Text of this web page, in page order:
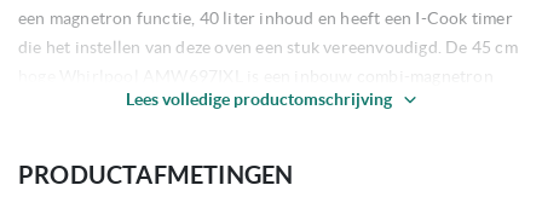
een magnetron functie, 40 liter inhoud en heeft een I-Cook timer
die het instellen van deze oven een stuk vereenvoudigd. De 45 cm
hoge Whirlpool AMW697IXL is een inbouw combi-magnetron
voorzien van Boven- en onderwarmte zodat u deze inbouw
magnetron kunt gebruiken! Daarnaast is deze volwaardige
Lees volledige productomschrijving
PRODUCTAFMETINGEN